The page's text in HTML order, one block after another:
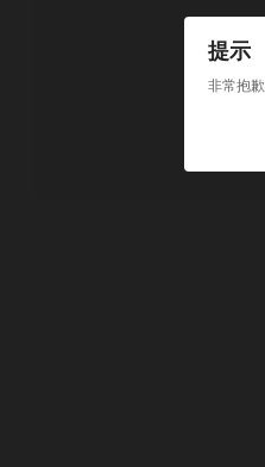
提示
非常抱